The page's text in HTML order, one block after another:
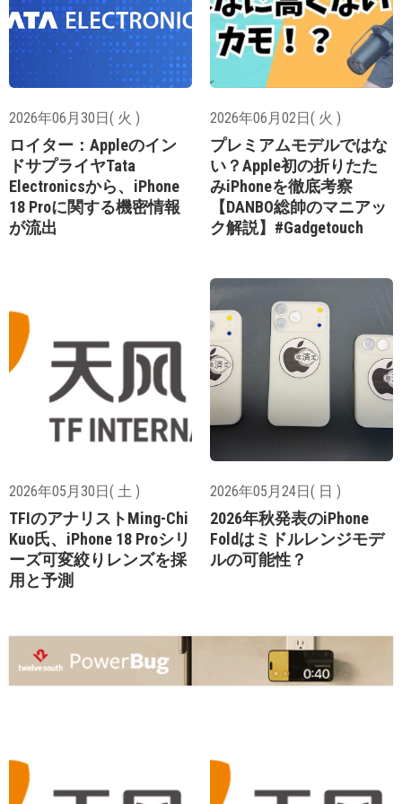
2026年06月30日( 火 )
ロイター：Appleのイン
ドサプライヤTata
Electronicsから、iPhone
18 Proに関する機密情報
が流出
2026年06月02日( 火 )
プレミアムモデルではな
い？Apple初の折りたた
みiPhoneを徹底考察
【DANBO総帥のマニアッ
ク解説】#Gadgetouch
2026年05月30日( 土 )
TFIのアナリストMing-Chi
Kuo氏、iPhone 18 Proシリ
ーズ可変絞りレンズを採
用と予測
2026年05月24日( 日 )
2026年秋発表のiPhone
Foldはミドルレンジモデ
ルの可能性？